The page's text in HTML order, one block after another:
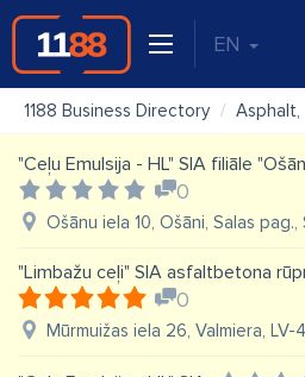
EN
1188 Business Directory
"Ceļu Emulsija - HL" SIA filiāle
0
Ošānu iela 10, Ošāni, Salas pag.,
"Limbažu ceļi" SIA asfaltbetona
0
Mūrmuižas iela 26, Valmiera, LV-